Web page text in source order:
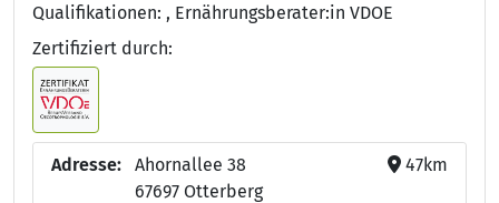
Qualifikationen: , Ernährungsberater:in VDOE
Zertifiziert durch:
Adresse:
Ahornallee 38
67697 Otterberg
47km